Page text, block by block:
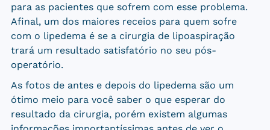
para as pacientes que sofrem com esse problema.
Afinal, um dos maiores receios para quem sofre
com o lipedema é se a cirurgia de lipoaspiração
trará um resultado satisfatório no seu pós-
operatório.
As fotos de antes e depois do lipedema são um
ótimo meio para você saber o que esperar do
resultado da cirurgia, porém existem algumas